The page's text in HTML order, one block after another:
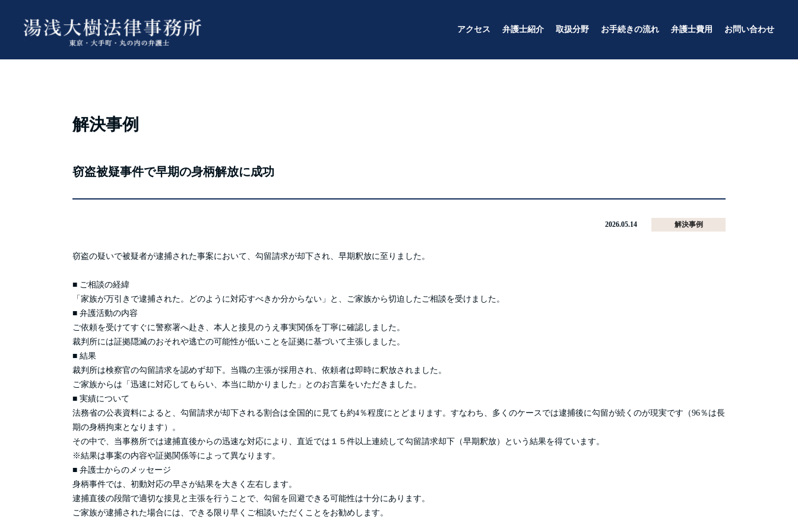
アクセス 弁護士紹介 取扱分野 お手続きの流れ 弁護士費用 お問い合わせ
解決事例
窃盗被疑事件で早期の身柄解放に成功
2026.05.14 解決事例
窃盗の疑いで被疑者が逮捕された事案において、勾留請求が却下され、早期釈放に至りました。
■ ご相談の経緯
「家族が万引きで逮捕された。どのように対応すべきか分からない」と、ご家族から切迫したご相談を受けました。
■ 弁護活動の内容
ご依頼を受けてすぐに警察署へ赴き、本人と接見のうえ事実関係を丁寧に確認しました。
裁判所には証拠隠滅のおそれや逃亡の可能性が低いことを証拠に基づいて主張しました。
■ 結果
裁判所は検察官の勾留請求を認めず却下。当職の主張が採用され、依頼者は即時に釈放されました。
ご家族からは「迅速に対応してもらい、本当に助かりました」とのお言葉をいただきました。
■ 実績について
法務省の公表資料によると、勾留請求が却下される割合は全国的に見ても約4％程度にとどまります。すなわち、多くのケースでは逮捕後に勾留が続くのが現実です（96％は長
期の身柄拘束となります）。
その中で、当事務所では逮捕直後からの迅速な対応により、直近では１５件以上連続して勾留請求却下（早期釈放）という結果を得ています。
※結果は事案の内容や証拠関係等によって異なります。
■ 弁護士からのメッセージ
身柄事件では、初動対応の早さが結果を大きく左右します。
逮捕直後の段階で適切な接見と主張を行うことで、勾留を回避できる可能性は十分にあります。
ご家族が逮捕された場合には、できる限り早くご相談いただくことをお勧めします。